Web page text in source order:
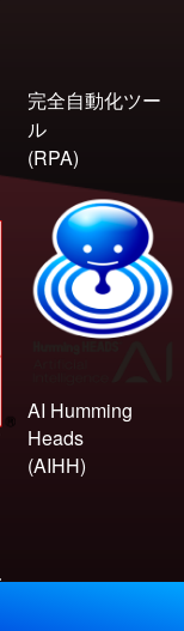
完全自動化ツー
ル
(RPA)
AI Humming
Heads
(AIHH)